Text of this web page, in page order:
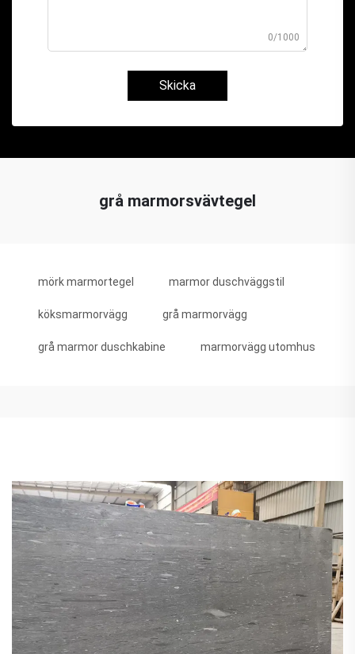
0/1000
Skicka
grå marmorsvävtegel
mörk marmortegel marmor duschväggstil
köksmarmorvägg grå marmorvägg
grå marmor duschkabine marmorvägg utomhus